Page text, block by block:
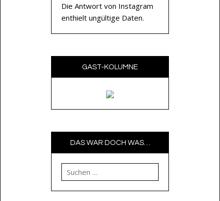
Die Antwort von Instagram
enthielt ungültige Daten.
GAST-KOLUMNE
DAS WAR DOCH WAS…
Suchen nach: